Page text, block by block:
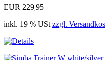
EUR 229,95
inkl. 19 % USt zzgl.